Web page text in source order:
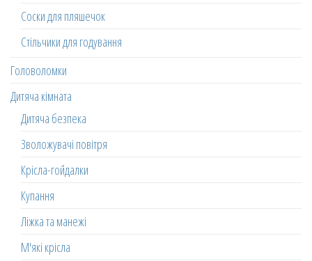
Соски для пляшечок
Стільчики для годування
Головоломки
Дитяча кімната
Дитяча безпека
Зволожувачі повітря
Крісла-гойдалки
Купання
Ліжка та манежі
М'які крісла